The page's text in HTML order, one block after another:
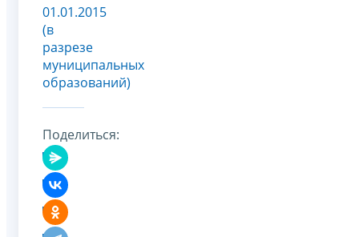
01.01.2015
(в
разрезе
муниципальных
образований)
Поделиться: